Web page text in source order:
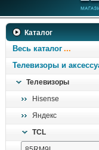
Каталог
Весь каталог
Телевизоры и
Телевизоры
Hisense
Яндекс
TCL